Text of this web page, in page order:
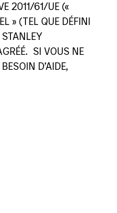
2011/61/UE («
» (TEL QUE DÉFINI
SI VOUS NE
D’AIDE,